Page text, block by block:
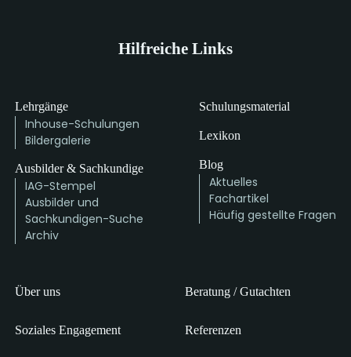
Hilfreiche Links
Lehrgänge
Inhouse-Schulungen
Bildergalerie
Ausbilder & Sachkundige
IAG-Stempel
Ausbilder und
Sachkundigen-Suche
Archiv
Schulungsmaterial
Lexikon
Blog
Aktuelles
Fachartikel
Häufig gestellte Fragen
Über uns Beratung / Gutachten
Soziales Engagement Referenzen